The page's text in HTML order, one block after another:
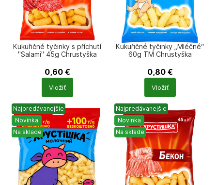
Kukuřičné tyčinky s příchutí
"Salami" 45g Chrustyška
0,60 €
Počet
produktů
Vložiť
Kukuřičné tyčinky „Mléčné“
60g TM Chrustyška
0,80 €
Počet
produktů
Vložiť
Najpredávanejšie
Novinka
Na sklade
Najpredávanejšie
Novinka
Na sklade